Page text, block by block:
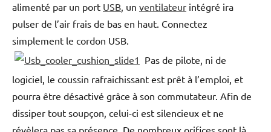
alimenté par un port USB, un ventilateur intégré ira
pulser de l’air frais de bas en haut. Connectez
simplement le cordon USB.
Pas de pilote, ni de
logiciel, le coussin rafraichissant est prêt à l’emploi, et
pourra être désactivé grâce à son commutateur. Afin de
dissiper tout soupçon, celui-ci est silencieux et ne